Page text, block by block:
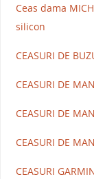
Ceas dama
silicon
CEASURI DE
CEASURI DE
CEASURI DE
CEASURI DE
CEASURI